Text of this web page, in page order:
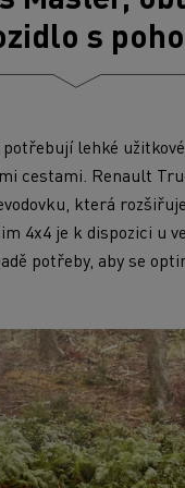
s
lehké
cestami. Renault
která
4x4 je k dispozici u
potřeby, aby se